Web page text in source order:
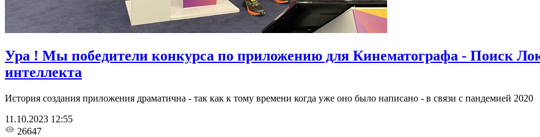
Ура ! Мы победители конкурса по приложению для Кинематографа - Поиск
интеллекта
История создания приложения драматична - так как к тому времени когда уже оно было написано - в связи с пандемией 2020
11.10.2023 12:55
26647